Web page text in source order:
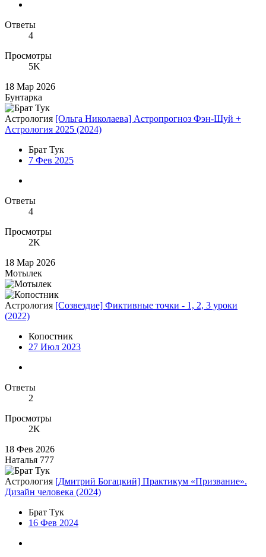
Ответы
4
Просмотры
5K
18 Мар 2026
Бунтарка
Астрология [Ольга Николаева] Астропрогноз Фэн-Шуй +
Астрология 2025 (2024)
Брат Тук
7 Фев 2025
Ответы
4
Просмотры
2K
18 Мар 2026
Мотылек
Астрология [Созвездие] Фиктивные точки - 1, 2, 3 уроки
(2022)
Копостник
27 Июл 2023
Ответы
2
Просмотры
2K
18 Фев 2026
Наталья 777
Астрология [Дмитрий Богацкий] Практикум «Призвание».
Дизайн человека (2024)
Брат Тук
16 Фев 2024